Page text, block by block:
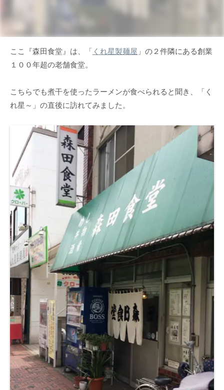
ここ『森田食堂』は、「 くれ星製麺屋 」の２件隣にある創業
１００年超の老舗食堂。
こちらでも煮干を使ったラーメンが食べられると聞き、「く
れ星～」の直後に訪れてみました。